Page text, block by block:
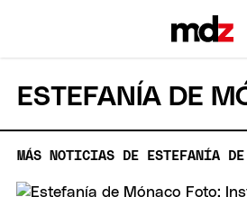
ESTEFANÍA DE
MÁS NOTICIAS DE ESTEFANÍA DE